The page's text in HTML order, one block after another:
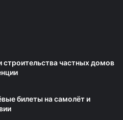
частных домов
билеты на самолёт и